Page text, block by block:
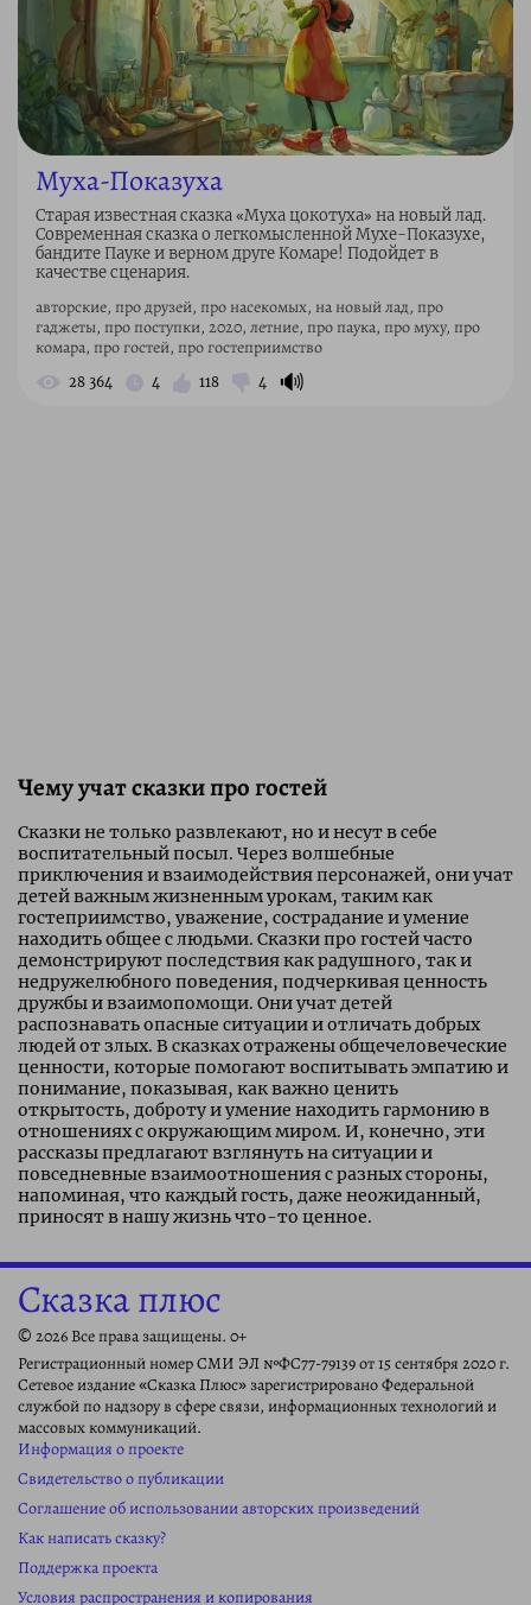
Муха-Показуха
Старая известная сказка «Муха цокотуха» на новый лад.
Современная сказка о легкомысленной Мухе-Показухе,
бандите Пауке и верном друге Комаре! Подойдет в
качестве сценария.
авторские, про друзей, про насекомых, на новый лад, про
гаджеты, про поступки, 2020, летние, про паука, про муху, про
комара, про гостей, про гостеприимство
28 364 4 118 4 🔊
Чему учат сказки про гостей
Сказки не только развлекают, но и несут в себе
воспитательный посыл. Через волшебные
приключения и взаимодействия персонажей, они учат
детей важным жизненным урокам, таким как
гостеприимство, уважение, сострадание и умение
находить общее с людьми. Сказки про гостей часто
демонстрируют последствия как радушного, так и
недружелюбного поведения, подчеркивая ценность
дружбы и взаимопомощи. Они учат детей
распознавать опасные ситуации и отличать добрых
людей от злых. В сказках отражены общечеловеческие
ценности, которые помогают воспитывать эмпатию и
понимание, показывая, как важно ценить
открытость, доброту и умение находить гармонию в
отношениях с окружающим миром. И, конечно, эти
рассказы предлагают взглянуть на ситуации и
повседневные взаимоотношения с разных стороны,
напоминая, что каждый гость, даже неожиданный,
приносят в нашу жизнь что-то ценное.
Сказка плюс
© 2026 Все права защищены. 0+
Регистрационный номер СМИ ЭЛ №ФС77-79139 от 15 сентября 2020 г.
Сетевое издание «Сказка Плюс» зарегистрировано Федеральной
службой по надзору в сфере связи, информационных технологий и
массовых коммуникаций.
Информация о проекте
Свидетельство о публикации
Соглашение об использовании авторских произведений
Как написать сказку?
Поддержка проекта
Условия распространения и копирования